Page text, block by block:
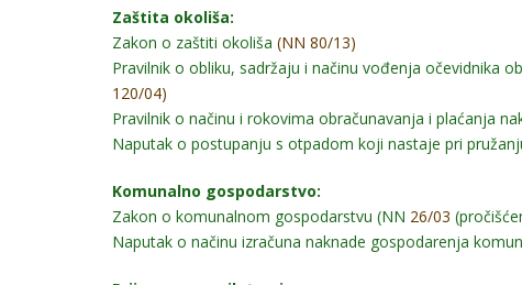
Zaštita okoliša:
Zakon o zaštiti okoliša (NN 80/13)
Pravilnik o obliku, sadržaju i načinu vođenja očevidnika
120/04)
Pravilnik o načinu i rokovima obračunavanja i plaćanja
Naputak o postupanju s otpadom koji nastaje pri
Komunalno gospodarstvo:
Zakon o komunalnom gospodarstvu (NN 26/03
Naputak o načinu izračuna naknade gospodarenja